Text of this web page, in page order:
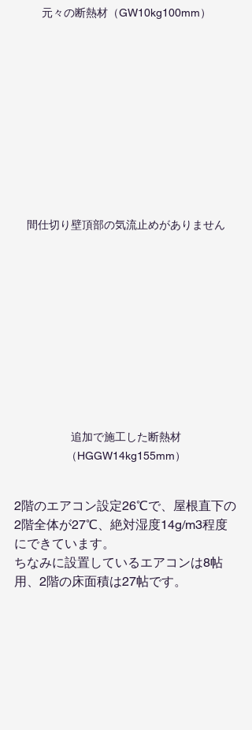
元々の断熱材（GW10kg100mm）
間仕切り壁頂部の気流止めがありません
追加で施工した断熱材
（HGGW14kg155mm）
2階のエアコン設定26℃で、屋根直下の
2階全体が27℃、絶対湿度14g/m3程度
にできています。
ちなみに設置しているエアコンは8帖
用、2階の床面積は27帖です。